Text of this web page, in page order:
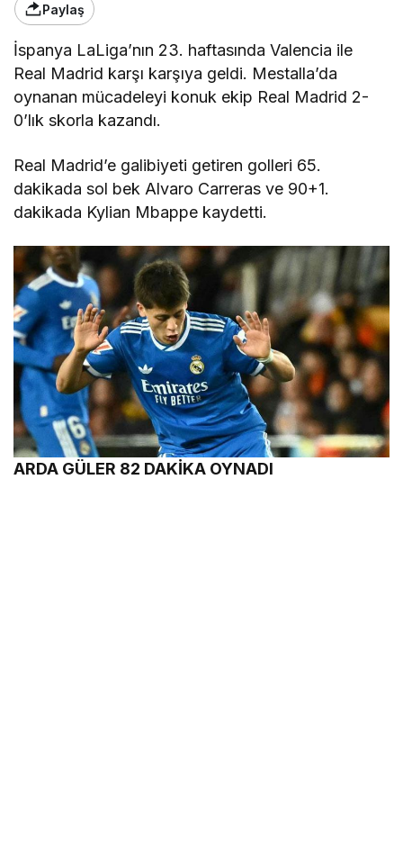
Paylaş
İspanya LaLiga’nın 23. haftasında Valencia ile
Real Madrid karşı karşıya geldi. Mestalla’da
oynanan mücadeleyi konuk ekip Real Madrid 2-
0’lık skorla kazandı.
Real Madrid’e galibiyeti getiren golleri 65.
dakikada sol bek Alvaro Carreras ve 90+1.
dakikada Kylian Mbappe kaydetti.
ARDA GÜLER 82 DAKİKA OYNADI